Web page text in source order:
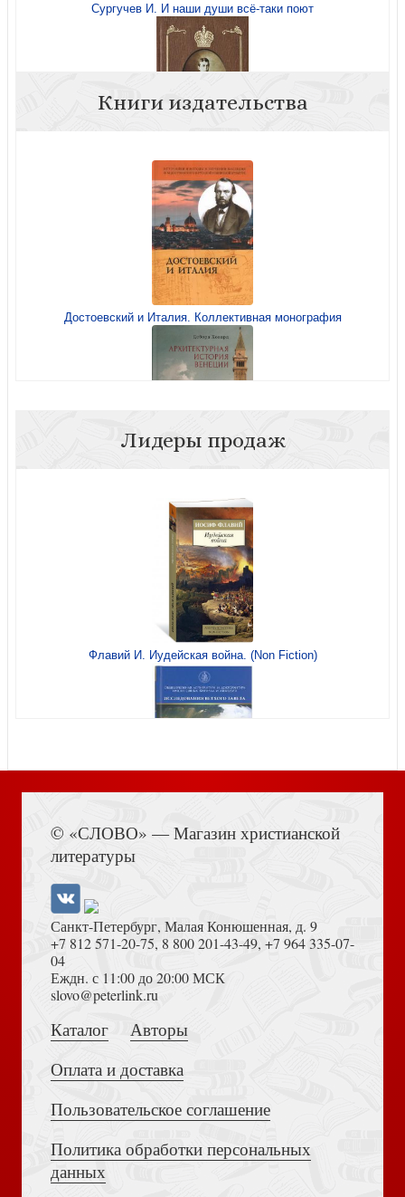
Сургучев И. И наши души всё-таки поют
Детство императора Николая II
Детство императора Николая II
Книги издательства
Достоевский и Италия. Коллективная монография
Католицизм
Повести и рассказы
Фалеев Е.В. Герменевтика Мартина Хайдеггера
Недель А. Панмедиа. COVID -19, люди и политика
Лидеры продаж
Флавий И. Иудейская война. (Non Fiction)
Толкование на Апокалипсис (Тихоний Африканский)
Достоевский Ф.М. Сила и правда России (2024)
© «СЛОВО» — Магазин христианской
литературы
Санкт-Петербург, Малая Конюшенная, д. 9
+7 812 571-20-75, 8 800 201-43-49, +7 964 335-07-
04
Еждн. с 11:00 до 20:00 МСК
slovo@peterlink.ru
Каталог
Авторы
Оплата и доставка
Пользовательское соглашение
Политика обработки персональных
данных